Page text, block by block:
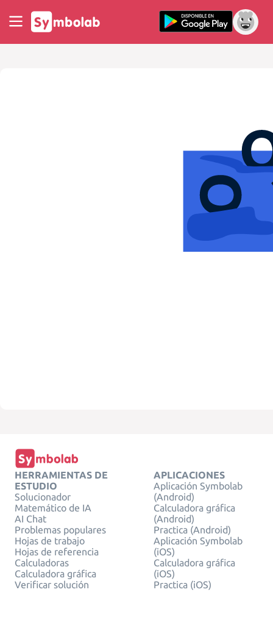
HERRAMIENTAS DE
ESTUDIO
Solucionador
Matemático de IA
AI Chat
Problemas populares
Hojas de trabajo
Hojas de referencia
Calculadoras
Calculadora gráfica
Verificar solución
APLICACIONES
Aplicación Symbolab
(Android)
Calculadora gráfica
(Android)
Practica (Android)
Aplicación Symbolab
(iOS)
Calculadora gráfica
(iOS)
Practica (iOS)